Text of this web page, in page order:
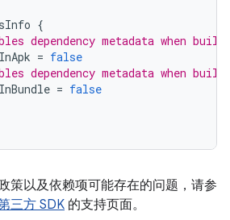
{
dependency metadata when
= false
dependency metadata when
= false
策以及依赖项可能存在的问题，请参
三方 SDK 的支持页面。